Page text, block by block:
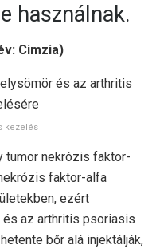
használnak.
Cimzia)
kezelés
tumor nekrózis faktor-
faktor-alfa
ezért
az arthritis psoriasis
bőr alá injektálják,